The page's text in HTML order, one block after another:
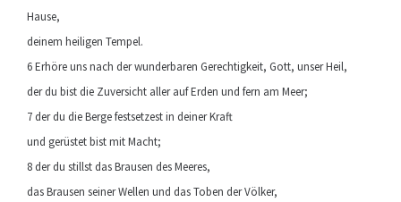
Hause,
deinem heiligen Tempel.
6 Erhöre uns nach der wunderbaren Gerechtigkeit, Gott, unser Heil,
der du bist die Zuversicht aller auf Erden und fern am Meer;
7 der du die Berge festsetzest in deiner Kraft
und gerüstet bist mit Macht;
8 der du stillst das Brausen des Meeres,
das Brausen seiner Wellen und das Toben der Völker,